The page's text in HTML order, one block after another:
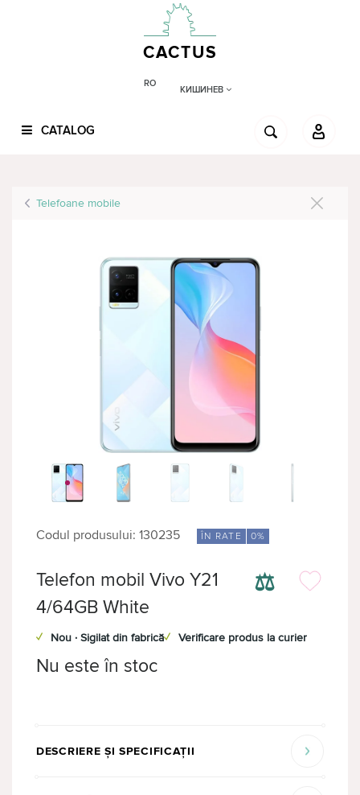
CACTUS
RO
КИШИНЕВ
CATALOG
Telefoane mobile
Codul produsului: 130235 ÎN RATE 0%
⚖
Telefon mobil Vivo Y21
4/64GB White
✓ Nou · Sigilat din fabrică✓ Verificare produs la curier
Nu este în stoc
DESCRIERE ȘI SPECIFICAȚII